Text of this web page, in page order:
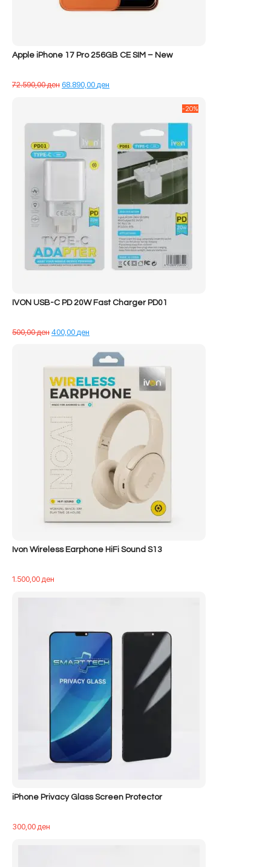
Apple iPhone 17 Pro 256GB CE SIM – New
72.590,00денÇmimi
68.890,00ден
68.890,00 ден.
IVON USB-C PD 20W Fast Charger PD01
500,00денÇmimi
400,00ден
tanishëm
është:
-20%
Ivon Wireless Earphone HiFi Sound S13
1.500,00ден
iPhone Privacy Glass Screen Protector
300,00ден